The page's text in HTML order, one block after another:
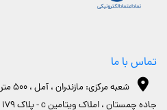
تماس با ما
جاده چمستان ، املاک ویتامین c - پلاک 179